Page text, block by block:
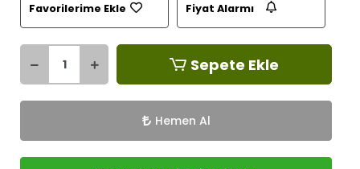
Favorilerime Ekle Fiyat Alarmı
Sepete Ekle
Hemen Al